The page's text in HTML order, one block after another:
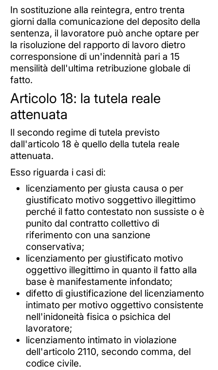
In sostituzione alla reintegra, entro trenta
giorni dalla comunicazione del deposito della
sentenza, il lavoratore può anche optare per
la risoluzione del rapporto di lavoro dietro
corresponsione di un'indennità pari a 15
mensilità dell'ultima retribuzione globale di
fatto.
Articolo 18: la tutela reale
attenuata
Il secondo regime di tutela previsto
dall'articolo 18 è quello della tutela reale
attenuata.
Esso riguarda i casi di:
licenziamento per giusta causa o per
giustificato motivo soggettivo illegittimo
perché il fatto contestato non sussiste o è
punito dal contratto collettivo di
riferimento con una sanzione
conservativa;
licenziamento per giustificato motivo
oggettivo illegittimo in quanto il fatto alla
base è manifestamente infondato;
difetto di giustificazione del licenziamento
intimato per motivo oggettivo consistente
nell'inidoneità fisica o psichica del
lavoratore;
licenziamento intimato in violazione
dell'articolo 2110, secondo comma, del
codice civile.